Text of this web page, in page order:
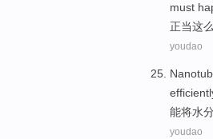
must
正当这么
youdao
能将水
youdao